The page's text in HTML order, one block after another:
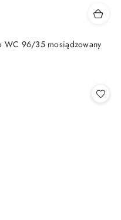
WC 96/35 mosiądzowany